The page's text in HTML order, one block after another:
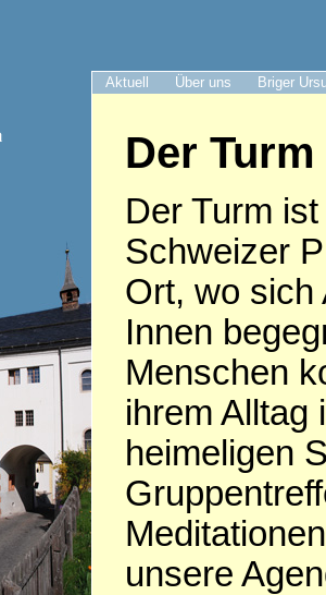
Aktuell Über uns Briger
Der
Der Turm
Schweizer
Ort, wo sich
Innen
Menschen
ihrem Alltag
heimeligen
unsere